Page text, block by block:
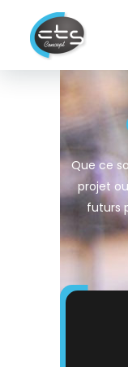
Que ce
projet
futurs